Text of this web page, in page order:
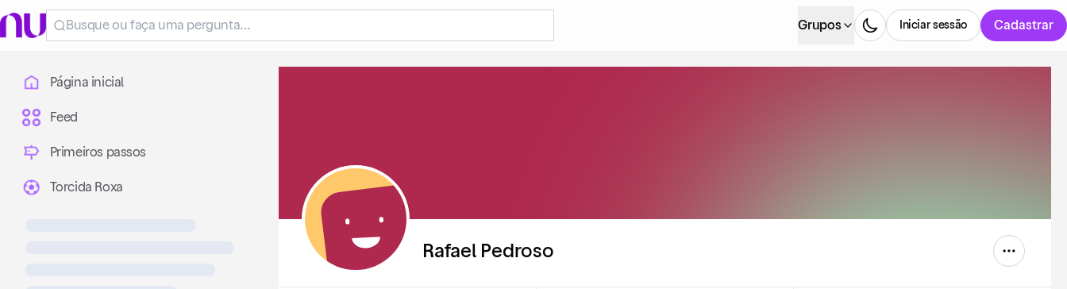
Grupos Cadastrar
Iniciar sessão
Página inicial
Feed
Primeiros passos
Torcida Roxa
Rafael Pedroso